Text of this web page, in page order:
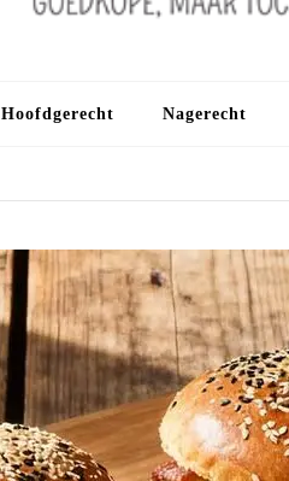
Hoofdgerecht Nagerecht